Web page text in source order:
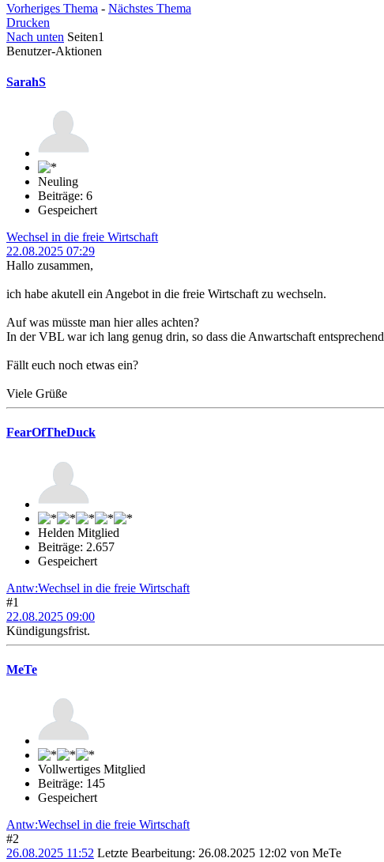
Vorheriges Thema - Nächstes Thema
Drucken
Nach unten Seiten1
Benutzer-Aktionen
SarahS
Neuling
Beiträge: 6
Gespeichert
Wechsel in die freie Wirtschaft
22.08.2025 07:29
Hallo zusammen,
ich habe akutell ein Angebot in die freie Wirtschaft zu wechseln.
Auf was müsste man hier alles achten?
In der VBL war ich lang genug drin, so dass die Anwartschaft
Fällt euch noch etwas ein?
Viele Grüße
FearOfTheDuck
Helden Mitglied
Beiträge: 2.657
Gespeichert
Antw:Wechsel in die freie Wirtschaft
#1
22.08.2025 09:00
Kündigungsfrist.
MeTe
Vollwertiges Mitglied
Beiträge: 145
Gespeichert
Antw:Wechsel in die freie Wirtschaft
#2
26.08.2025 11:52 Letzte Bearbeitung: 26.08.2025 12:02 von MeTe